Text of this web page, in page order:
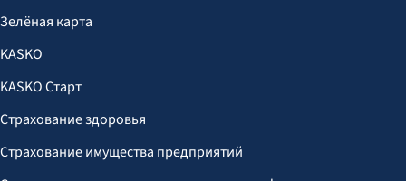
Зелёная карта
KASKO
KASKO Старт
Страхование здоровья
Страхование имущества предприятий